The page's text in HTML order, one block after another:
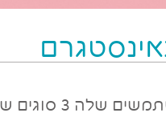
של חשבונות: